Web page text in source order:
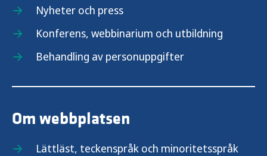
Nyheter och press
Konferens, webbinarium och utbildning
Behandling av personuppgifter
Om webbplatsen
Lättläst, teckenspråk och minoritetsspråk